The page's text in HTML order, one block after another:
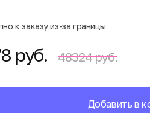
к заказу из-за границы
руб. 48324 руб.
Добавить в